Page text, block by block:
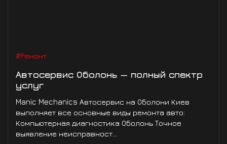
#Ремонт
Автосервис Оболонь — полный спектр
услуг
Manic Mechanics Автосервис на Оболони Киев
выполняет все основные виды ремонта авто:
Компьютерная диагностика Оболонь Точное
выявление неисправност...